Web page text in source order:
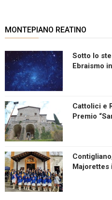
MONTEPIANO REATINO
Sotto lo
Ebraismo
Cattolici e
Premio
Majorettes